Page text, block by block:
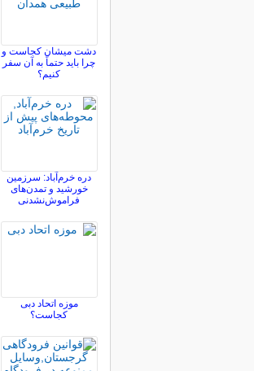
دشت میشان کجاست و
چرا باید حتماً به آن سفر
کنیم؟
دره خرم‌آباد: سرزمین
خورشید و تمدن‌های
فراموش‌نشدنی
موزه اتحاد دبی
کجاست؟